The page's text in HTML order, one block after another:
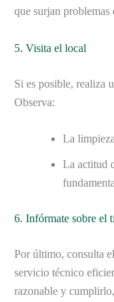
que surjan problemas
5. Visita el local
Si es posible, realiza
Observa:
La
La actitud
6. Infórmate sobre el
Por último, consulta el
servicio técnico
razonable y cumplirlo,